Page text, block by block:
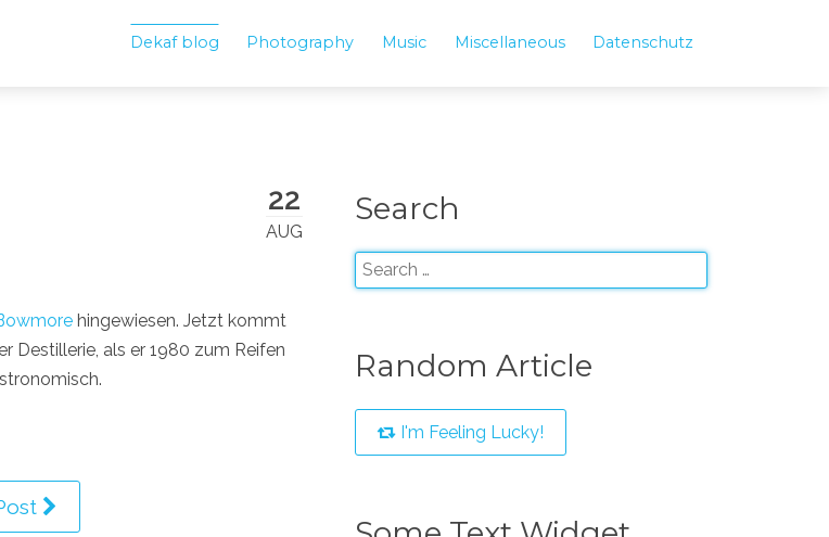
Dekaf blog Photography Music Miscellaneous Datenschutz
22
AUG
hingewiesen. Jetzt kommt
Destillerie, als er 1980 zum Reifen
Search
Random Article
I'm Feeling Lucky!